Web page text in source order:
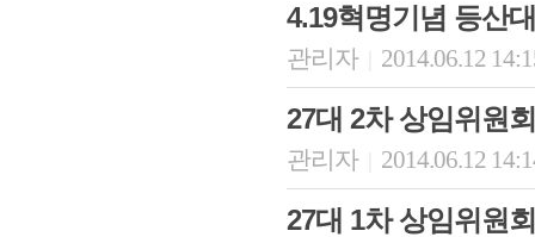
4.19혁명기념 등산
관리자 2014.06.12
27대 2차 상임위원
관리자 2014.06.12
27대 1차 상임위원